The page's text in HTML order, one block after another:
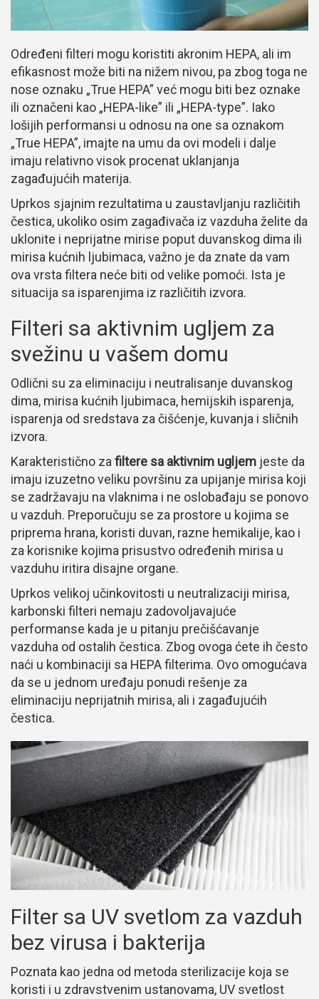
Određeni filteri mogu koristiti akronim HEPA, ali im
efikasnost može biti na nižem nivou, pa zbog toga ne
nose oznaku „True HEPA” već mogu biti bez oznake
ili označeni kao „HEPA-like” ili „HEPA-type”. Iako
lošijih performansi u odnosu na one sa oznakom
„True HEPA”, imajte na umu da ovi modeli i dalje
imaju relativno visok procenat uklanjanja
zagađujućih materija.
Uprkos sjajnim rezultatima u zaustavljanju različitih
čestica, ukoliko osim zagađivača iz vazduha želite da
uklonite i neprijatne mirise poput duvanskog dima ili
mirisa kućnih ljubimaca, važno je da znate da vam
ova vrsta filtera neće biti od velike pomoći. Ista je
situacija sa isparenjima iz različitih izvora.
Filteri sa aktivnim ugljem za
svežinu u vašem domu
Odlični su za eliminaciju i neutralisanje duvanskog
dima, mirisa kućnih ljubimaca, hemijskih isparenja,
isparenja od sredstava za čišćenje, kuvanja i sličnih
izvora.
Karakteristično za filtere sa aktivnim ugljem jeste da
imaju izuzetno veliku površinu za upijanje mirisa koji
se zadržavaju na vlaknima i ne oslobađaju se ponovo
u vazduh. Preporučuju se za prostore u kojima se
priprema hrana, koristi duvan, razne hemikalije, kao i
za korisnike kojima prisustvo određenih mirisa u
vazduhu iritira disajne organe.
Uprkos velikoj učinkovitosti u neutralizaciji mirisa,
karbonski filteri nemaju zadovoljavajuće
performanse kada je u pitanju prečišćavanje
vazduha od ostalih čestica. Zbog ovoga ćete ih često
naći u kombinaciji sa HEPA filterima. Ovo omogućava
da se u jednom uređaju ponudi rešenje za
eliminaciju neprijatnih mirisa, ali i zagađujućih
čestica.
Filter sa UV svetlom za vazduh
bez virusa i bakterija
Poznata kao jedna od metoda sterilizacije koja se
koristi i u zdravstvenim ustanovama, UV svetlost